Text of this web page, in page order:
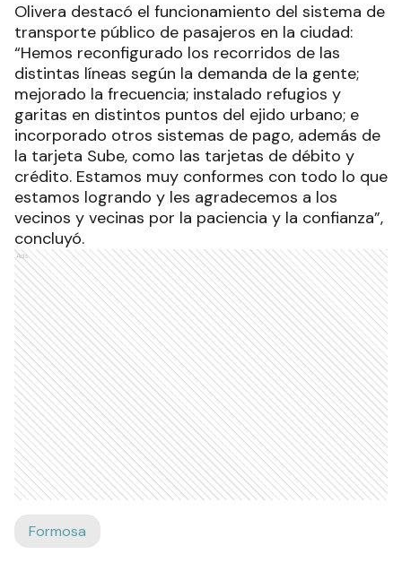
Olivera destacó el funcionamiento del sistema de
transporte público de pasajeros en la ciudad:
“Hemos reconfigurado los recorridos de las
distintas líneas según la demanda de la gente;
mejorado la frecuencia; instalado refugios y
garitas en distintos puntos del ejido urbano; e
incorporado otros sistemas de pago, además de
la tarjeta Sube, como las tarjetas de débito y
crédito. Estamos muy conformes con todo lo que
estamos logrando y les agradecemos a los
vecinos y vecinas por la paciencia y la confianza”,
concluyó.
Ads
Formosa